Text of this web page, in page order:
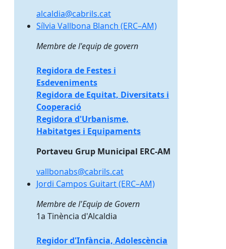
alcaldia@cabrils.cat
Sílvia Vallbona Blanch (ERC–AM)
Sílvia Vallbona Blanch (ERC–AM)
Membre de l'equip de govern
Regidora de Festes i
Esdeveniments
Regidora de Equitat, Diversitats i
Cooperació
Regidora d'Urbanisme,
Habitatges i Equipaments
Portaveu Grup Municipal ERC-AM
vallbonabs@cabrils.cat
Jordi Campos Guitart (ERC–AM)
Jordi Campos Guitart (ERC–AM)
Membre de l'Equip de Govern
1a Tinència d'Alcaldia
Regidor d'Infància, Adolescència